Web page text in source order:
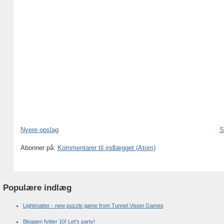
Nyere opslag
Abonner på: Kommentarer til indlægget (Atom)
Populære indlæg
Lightmatter - new puzzle game from Tunnel Vision Games
Bloggen fylder 10! Let's party!